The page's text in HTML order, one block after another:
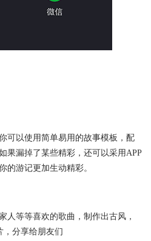
可以使用简单易用的故事模板，配
果漏掉了某些精彩，还可以采用APP
的游记更加生动精彩。
人等等喜欢的歌曲，制作出古风，
，分享给朋友们